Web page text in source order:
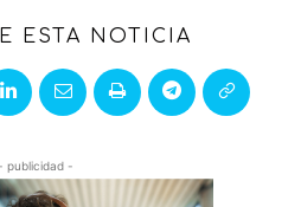
ESTA NOTICIA
- publicidad -